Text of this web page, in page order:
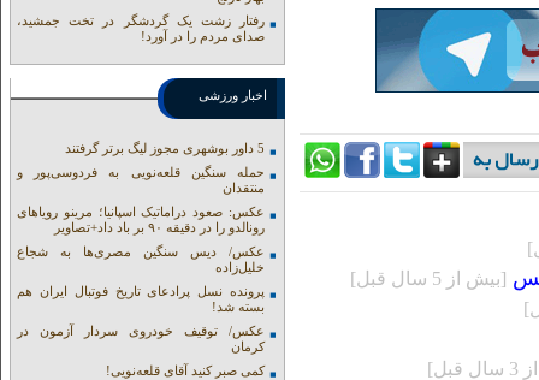
[بيش از 5 سال قبل]
رفتار زشت یک گردشگر در تخت جمشید،
صدای مردم را در آورد!
اخبار ورزشی
5 داور بوشهری مجوز لیگ برتر گرفتند
حمله سنگین قلعه‌نویی به فردوسی‌پور و
منتقدان
عکس: صعود دراماتیک اسپانیا؛ مرینو رویاهای
رونالدو را در دقیقه ۹۰ بر باد داد+تصاویر
عکس/ دیس سنگین مصری‌ها به شجاع
خلیل‌زاده
پرونده نسل پرادعای تاریخ فوتبال ایران هم
بسته شد!
عکس/ توقیف خودروی سردار آزمون در
کرمان
کمی صبر کنید آقای قلعه‌نویی!